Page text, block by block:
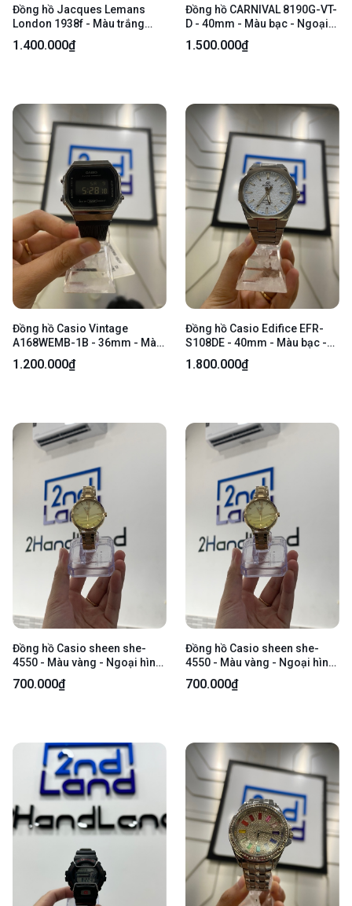
Đồng hồ Jacques Lemans
London 1938f - Màu trắng
vàng - Ngoại hình: 98% - Body
1.400.000₫
Đồng hồ CARNIVAL 8190G-VT-
D - 40mm - Màu bạc - Ngoại
hình 98% - Kèm box
1.500.000₫
Đồng hồ Casio Vintage
A168WEMB-1B - 36mm - Màu
Bạc - Ngoại hình: 97.5% - Kèm
Box
1.200.000₫
Đồng hồ Casio Edifice EFR-
S108DE - 40mm - Màu bạc -
Ngoại hình: 97.5% - Thân xước
nhẹ - FullBox
1.800.000₫
Đồng hồ Casio sheen she-
4550 - Màu vàng - Ngoại hình:
98% - Trầy body nhẹ - Body
700.000₫
Đồng hồ Casio sheen she-
4550 - Màu vàng - Ngoại hình:
98% - Trầy body nhẹ - Body
700.000₫